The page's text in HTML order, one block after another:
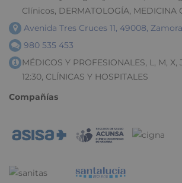
Clínicos, DERMATOLOGÍA, MEDICINA
Avenida Tres Cruces 11, 49008,
980 535 453
MÉDICOS Y PROFESIONALES, L, M, X,
12:30, CLÍNICAS Y HOSPITALES
Compañías